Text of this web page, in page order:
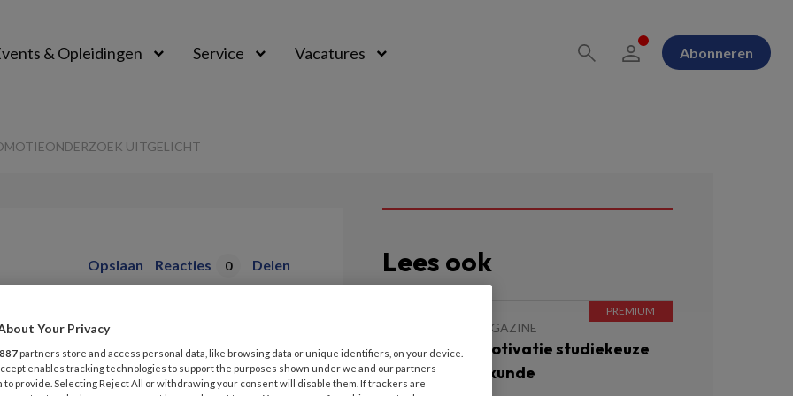
& Opleidingen Service Vacatures Abonneren
UITGELICHT
Opslaan Reacties 0 Delen
actueel
uitgelicht
Lees ook
MAGAZINE
Onderzoek | Motivatie studiekeuze
hbo-verpleegkunde
Your Privacy
887 partners store and access personal data, like browsing data or unique identifiers, on your device.
enables tracking technologies to support the purposes shown under we and our partners
to provide. Selecting Reject All or withdrawing your consent will disable them. If trackers are